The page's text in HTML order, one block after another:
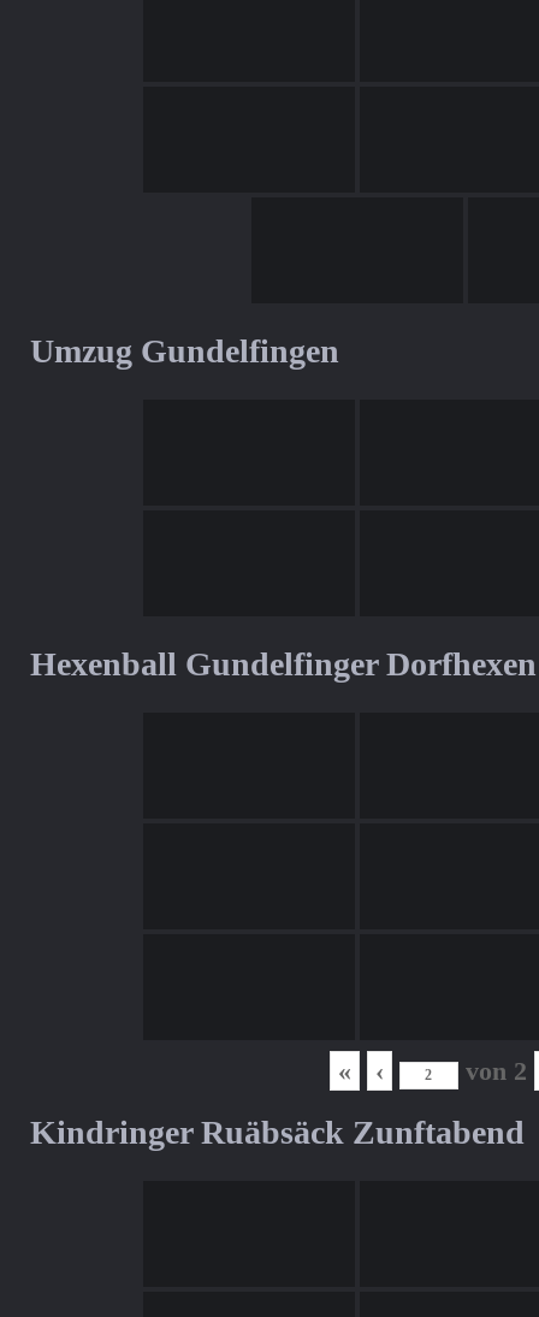
Umzug Gundelfingen
Hexenball Gundelfinger Dorfhexen
« ‹ von 2
Kindringer Ruäbsäck Zunftabend